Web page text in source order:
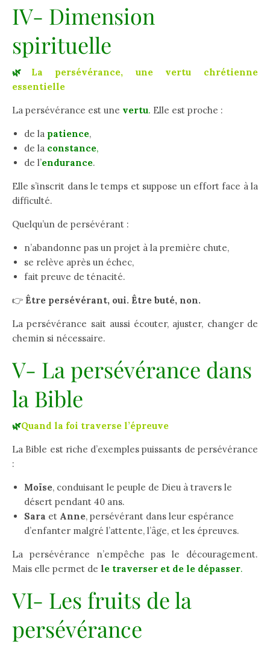
IV- Dimension
spirituelle
🌿 La persévérance, une vertu chrétienne
essentielle
La persévérance est une vertu. Elle est proche :
de la patience,
de la constance,
de l’endurance.
Elle s’inscrit dans le temps et suppose un effort face à la
difficulté.
Quelqu’un de persévérant :
n’abandonne pas un projet à la première chute,
se relève après un échec,
fait preuve de ténacité.
👉 Être persévérant, oui. Être buté, non.
La persévérance sait aussi écouter, ajuster, changer de
chemin si nécessaire.
V- La persévérance dans
la Bible
🌿Quand la foi traverse l’épreuve
La Bible est riche d’exemples puissants de persévérance
:
Moïse, conduisant le peuple de Dieu à travers le
désert pendant 40 ans.
Sara et Anne, persévérant dans leur espérance
d’enfanter malgré l’attente, l’âge, et les épreuves.
La persévérance n’empêche pas le découragement.
Mais elle permet de le traverser et de le dépasser.
VI- Les fruits de la
persévérance